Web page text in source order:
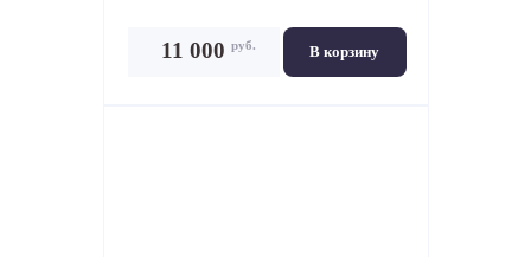
В корзину
11 000 руб.